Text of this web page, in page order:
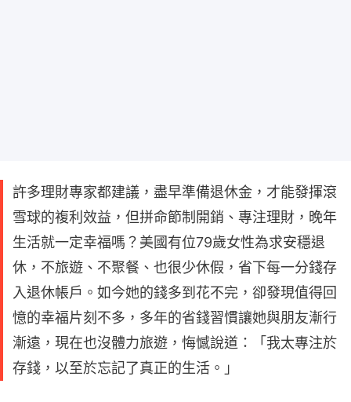
許多理財專家都建議，盡早準備退休金，才能發揮滾
雪球的複利效益，但拼命節制開銷、專注理財，晚年
生活就一定幸福嗎？美國有位79歲女性為求安穩退
休，不旅遊、不聚餐、也很少休假，省下每一分錢存
入退休帳戶。如今她的錢多到花不完，卻發現值得回
憶的幸福片刻不多，多年的省錢習慣讓她與朋友漸行
漸遠，現在也沒體力旅遊，悔憾說道：「我太專注於
存錢，以至於忘記了真正的生活。」